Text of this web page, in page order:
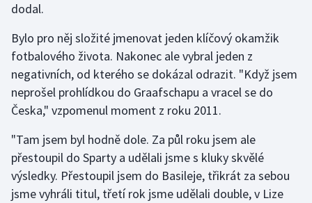
dodal.
Bylo pro něj složité jmenovat jeden klíčový okamžik
fotbalového života. Nakonec ale vybral jeden z
negativních, od kterého se dokázal odrazit. "Když jsem
neprošel prohlídkou do Graafschapu a vracel se do
Česka," vzpomenul moment z roku 2011.
"Tam jsem byl hodně dole. Za půl roku jsem ale
přestoupil do Sparty a udělali jsme s kluky skvělé
výsledky. Přestoupil jsem do Basileje, třikrát za sebou
jsme vyhráli titul, třetí rok jsme udělali double, v Lize